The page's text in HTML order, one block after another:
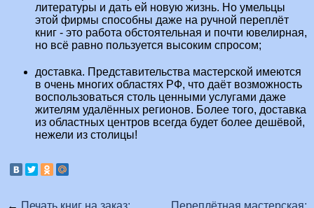
литературы и дать ей новую жизнь. Но умельцы
этой фирмы способны даже на ручной переплёт
книг - это работа обстоятельная и почти ювелирная,
но всё равно пользуется высоким спросом;
доставка. Представительства мастерской имеются
в очень многих областях РФ, что даёт возможность
воспользоваться столь ценными услугами даже
жителям удалённых регионов. Более того, доставка
из областных центров всегда будет более дешёвой,
нежели из столицы!
← Печать книг на заказ: Переплётная мастерская: